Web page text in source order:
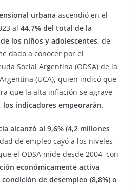
urbana ascendió en el
al 44,7% del total de la
los niños y adolescentes, de
dado a conocer por el
Social Argentina (ODSA) de la
(UCA), quien indicó que
que la alta inflación se agrave
los indicadores empeorarán.
alcanzó al 9,6% (4,2 millones
de empleo cayó a los niveles
el ODSA mide desde 2004, con
económicamente activa
de desempleo (8,8%) o